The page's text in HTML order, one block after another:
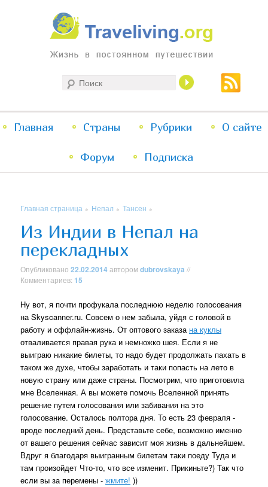
Traveliving
Жизнь в постоянном путешествии
меню
Перейти
к
Перейти
к
Главная Страны Рубрики О сайте
Форум Подписка
Главная страница » Непал »Тансен »
Из Индии в Непал на
перекладных
Опубликовано22.02.2014авторомdubrovskaya //
Комментариев: 15
Ну вот, я почти профукала последнюю неделю голосования
на Skyscanner.ru. Совсем о нем забыла, уйдя с головой в
работу и оффлайн-жизнь. От оптового заказа на куклы
отваливается правая рука и немножко шея. Если я не
выиграю никакие билеты, то надо будет продолжать пахать в
таком же духе, чтобы заработать и таки попасть на лето в
новую страну или даже страны. Посмотрим, что приготовила
мне Вселенная. А вы можете помочь Вселенной принять
решение путем голосования или забивания на это
голосование. Осталось полтора дня. То есть 23 февраля -
вроде последний день. Представьте себе, возможно именно
от вашего решения сейчас зависит моя жизнь в дальнейшем.
Вдруг я благодаря выигранным билетам таки поеду Туда и
там произойдет Что-то, что все изменит. Прикиньте?) Так что
если вы за перемены -жмите! ))